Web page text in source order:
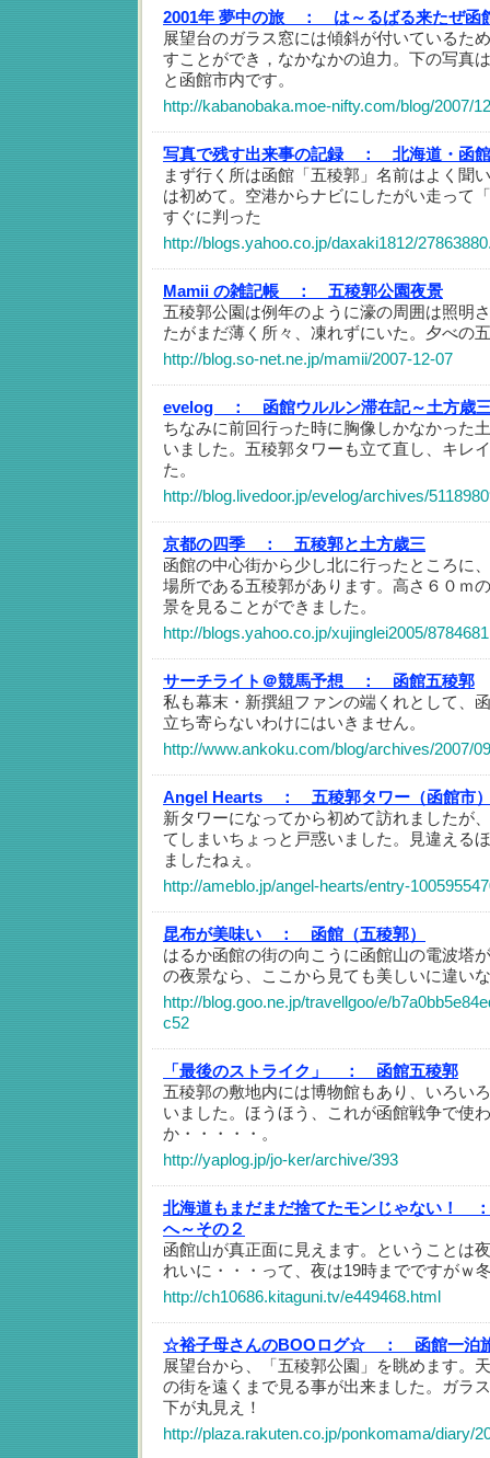
2001年 夢中の旅 ：
は～るばる来たぜ函
展望台のガラス窓には傾斜が付いているた
すことができ，なかなかの迫力。下の写真
と函館市内です。
http://kabanobaka.moe-nifty.com/blog/2007/
写真で残す出来事の記録 ：
北海道・函
まず行く所は函館「五稜郭」名前はよく聞
は初めて。空港からナビにしたがい走って
すぐに判った
http://blogs.yahoo.co.jp/daxaki1812/
Mamii の雑記帳 ：
五稜郭公園夜景
五稜郭公園は例年のように濠の周囲は照明
たがまだ薄く所々、凍れずにいた。夕べの
http://blog.so-net.ne.jp/mamii/2007-12-07
evelog ：
函館ウルルン滞在記～土方歳
ちなみに前回行った時に胸像しかなかった
いました。五稜郭タワーも立て直し、キレ
た。
http://blog.livedoor.jp/evelog/archives/
京都の四季 ：
五稜郭と土方歳三
函館の中心街から少し北に行ったところに
場所である五稜郭があります。高さ６０ｍ
景を見ることができました。
http://blogs.yahoo.co.jp/xujinglei2005/
サーチライト＠競馬予想 ：
函館五稜郭
私も幕末・新撰組ファンの端くれとして、
立ち寄らないわけにはいきません。
http://www.ankoku.com/blog/archives/2007/
Angel Hearts ：
五稜郭タワー（函館市
新タワーになってから初めて訪れましたが
てしまいちょっと戸惑いました。見違える
ましたねぇ。
http://ameblo.jp/angel-hearts/entry-
昆布が美味い ：
函館（五稜郭）
はるか函館の街の向こうに函館山の電波塔
の夜景なら、ここから見ても美しいに違い
http://blog.goo.ne.jp/travellgoo/e/
c52
「最後のストライク」 ：
函館五稜郭
五稜郭の敷地内には博物館もあり、いろい
いました。ほうほう、これが函館戦争で使
か・・・・・。
http://yaplog.jp/jo-ker/archive/393
北海道もまだまだ捨てたモンじゃない！ ：
へ～その２
函館山が真正面に見えます。ということは
れいに・・・って、夜は19時までですがｗ
http://ch10686.kitaguni.tv/e449468.html
☆裕子母さんのBOOログ☆ ：
函館一泊
展望台から、「五稜郭公園」を眺めます。
の街を遠くまで見る事が出来ました。ガラ
下が丸見え！
http://plaza.rakuten.co.jp/ponkomama/diary/